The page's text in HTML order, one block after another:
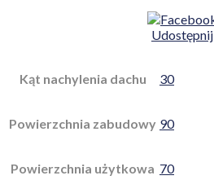
Udostępnij
Kąt nachylenia dachu 30
Powierzchnia zabudowy 90
Powierzchnia użytkowa 70